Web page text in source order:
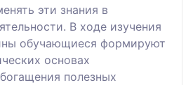
эти знания в
В ходе изучения
обучающиеся формируют
основах
полезных